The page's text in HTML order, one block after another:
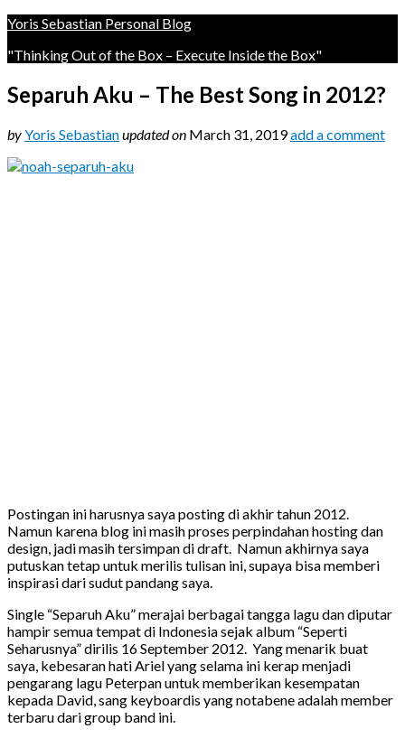
Yoris Sebastian Personal Blog
"Thinking Out of the Box – Execute Inside the Box"
Separuh Aku – The Best Song in 2012?
byYoris Sebastianupdated on March 31, 2019add a comment
Postingan ini harusnya saya posting di akhir tahun 2012.
Namun karena blog ini masih proses perpindahan hosting dan
design, jadi masih tersimpan di draft. Namun akhirnya saya
putuskan tetap untuk merilis tulisan ini, supaya bisa memberi
inspirasi dari sudut pandang saya.
Single “Separuh Aku” merajai berbagai tangga lagu dan diputar
hampir semua tempat di Indonesia sejak album “Seperti
Seharusnya” dirilis 16 September 2012. Yang menarik buat
saya, kebesaran hati Ariel yang selama ini kerap menjadi
pengarang lagu Peterpan untuk memberikan kesempatan
kepada David, sang keyboardis yang notabene adalah member
terbaru dari group band ini.